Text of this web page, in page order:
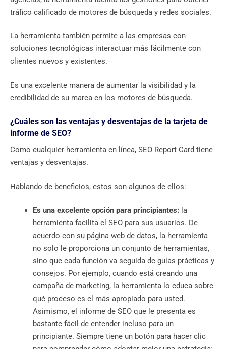
tráfico calificado de motores de búsqueda y redes sociales.
La herramienta también permite a las empresas con
soluciones tecnológicas interactuar más fácilmente con
clientes nuevos y existentes.
Es una excelente manera de aumentar la visibilidad y la
credibilidad de su marca en los motores de búsqueda.
¿Cuáles son las ventajas y desventajas de la tarjeta de
informe de SEO?
Como cualquier herramienta en línea, SEO Report Card tiene
ventajas y desventajas.
Hablando de beneficios, estos son algunos de ellos:
Es una excelente opción para principiantes: la
herramienta facilita el SEO para sus usuarios. De
acuerdo con su página web de datos, la herramienta
no solo le proporciona un conjunto de herramientas,
sino que cada función va seguida de guías prácticas y
consejos. Por ejemplo, cuando está creando una
campaña de marketing, la herramienta lo educa sobre
qué proceso es el más apropiado para usted.
Asimismo, el informe de SEO que le presenta es
bastante fácil de entender incluso para un
principiante. Siempre tiene un botón para hacer clic